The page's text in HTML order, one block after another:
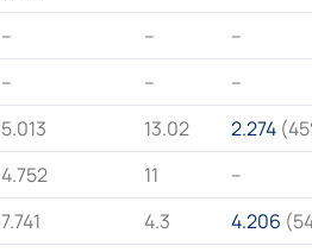
– –
–
– –
–
5.013 13.02 2.274
4.752 11
–
7.741 4.3 4.206